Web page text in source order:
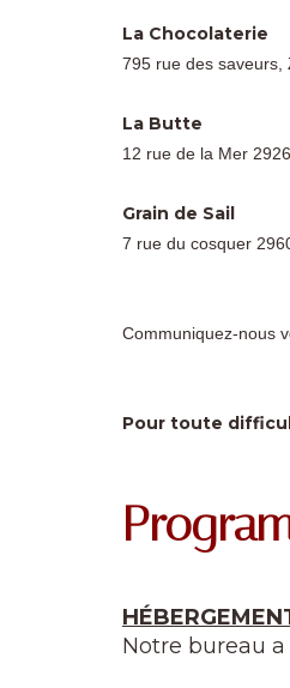
La Chocolaterie
795 rue des saveurs,
La Butte
12 rue de la Mer
Grain de Sail
7 rue du cosquer
Communiquez-nous
Pour toute
Notre bureau